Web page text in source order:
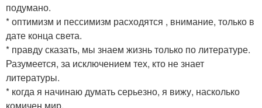
подумано.
* оптимизм и пессимизм расходятся , внимание, только в
дате конца света.
* правду сказать, мы знаем жизнь только по литературе.
Разумеется, за исключением тех, кто не знает
литературы.
* когда я начинаю думать серьезно, я вижу, насколько